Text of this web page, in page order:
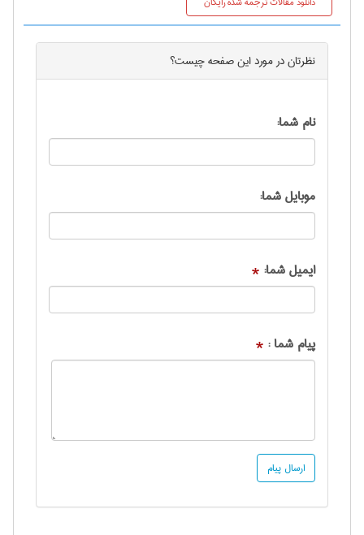
نظرتان در مورد اینصفحهچیست؟
نام شما:
موبایل شما:
ایمیل شما: *
پیام شما : *